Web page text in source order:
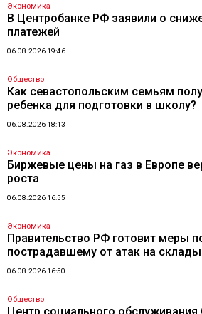
Экономика
В Центробанке РФ заявили о
платежей
06.08.2026 19:46
Общество
Как севастопольским семьям
ребенка для подготовки в школу?
06.08.2026 18:13
Экономика
Биржевые цены на газ в Европе
роста
06.08.2026 16:55
Экономика
Правительство РФ готовит меры
пострадавшему от атак на
06.08.2026 16:50
Общество
Центр социального обслуживания